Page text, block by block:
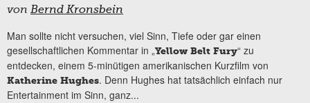
von Bernd Kronsbein
Man sollte nicht versuchen, viel Sinn, Tiefe oder gar einen
gesellschaftlichen Kommentar in „Yellow Belt Fury“ zu
entdecken, einem 5-minütigen amerikanischen Kurzfilm von
Katherine Hughes. Denn Hughes hat tatsächlich einfach nur
Entertainment im Sinn, ganz...